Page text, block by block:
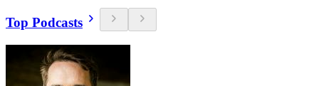
Top Podcasts